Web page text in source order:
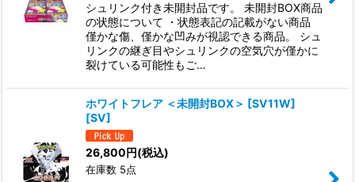
シュリンク付き未開封品です。 未開封BOX商品
の状態について ・状態表記の記載がない商品
僅かな傷、僅かな凹みが視認できる商品。 シュ
リンクの継ぎ目やシュリンクの空気穴が僅かに
裂けている可能性もご…
ホワイトフレア ＜未開封BOX＞ [SV11W]
[SV]
26,800円(税込)
在庫数 5点